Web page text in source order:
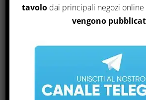
tavolo dai principali negozi online
vengono